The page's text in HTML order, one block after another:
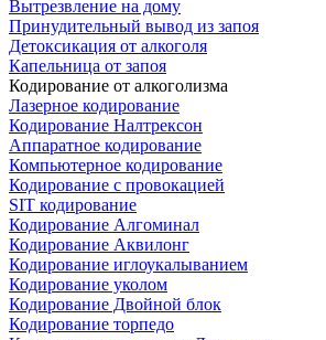
Вытрезвление на дому
Принудительный вывод из запоя
Детоксикация от алкоголя
Капельница от запоя
Кодирование от алкоголизма
Лазерное кодирование
Кодирование Налтрексон
Аппаратное кодирование
Компьютерное кодирование
Кодирование с провокацией
SIT кодирование
Кодирование Алгоминал
Кодирование Аквилонг
Кодирование иглоукалыванием
Кодирование уколом
Кодирование Двойной блок
Кодирование торпедо